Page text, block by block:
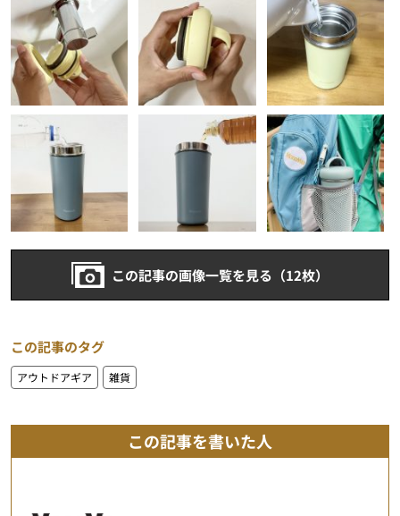
この記事の画像一覧を見る（12枚）
この記事のタグ
アウトドアギア 雑貨
この記事を書いた人